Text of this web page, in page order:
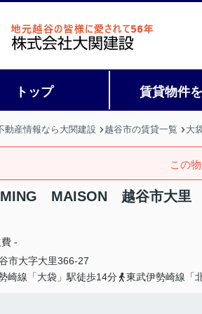
トップ 賃貸物件
動産情報なら大関建設 越谷市の賃貸一覧 大
この
MAISON 越谷市大里
-
市大字大里366-27
崎線「大袋」駅徒歩14分
東武伊勢崎線「